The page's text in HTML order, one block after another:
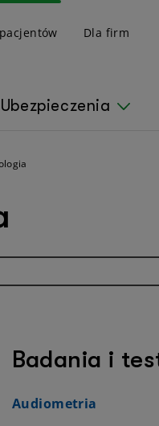
Dla firm
Ubezpieczenia
Badania i
Audiometria